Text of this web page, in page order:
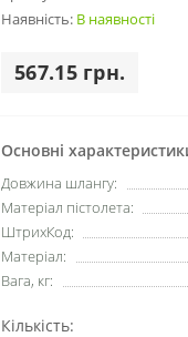
Наявність: В наявності
567.15 грн.
Основні
Довжина шлангу:
Матеріал пістолета:
ШтрихКод:
Матеріал:
Вага, кг:
Кількість: